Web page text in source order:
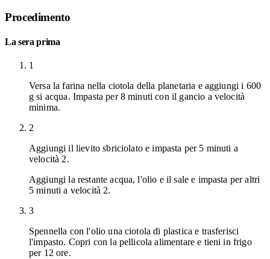
Procedimento
La sera prima
1
Versa la farina nella ciotola della planetaria e aggiungi i 600
g si acqua. Impasta per 8 minuti con il gancio a velocità
minima.
2
Aggiungi il lievito sbriciolato e impasta per 5 minuti a
velocità 2.
Aggiungi la restante acqua, l'olio e il sale e impasta per altri
5 minuti a velocità 2.
3
Spennella con l'olio una ciotola di plastica e trasferisci
l'impasto. Copri con la pellicola alimentare e tieni in frigo
per 12 ore.